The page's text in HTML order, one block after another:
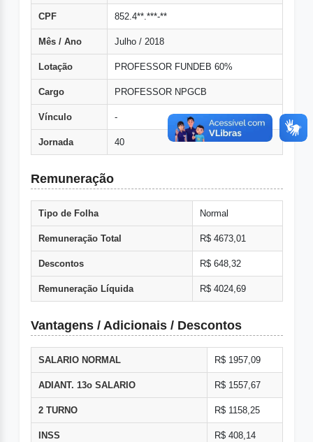
CPF 852.4**.***-**
Mês / Ano Julho / 2018
Lotação PROFESSOR FUNDEB 60%
Cargo PROFESSOR NPGCB
Vínculo -
Jornada 40
Remuneração
Tipo de Folha Normal
Remuneração Total R$ 4673,01
Descontos R$ 648,32
Remuneração Líquida R$ 4024,69
Vantagens / Adicionais / Descontos
SALARIO NORMAL R$ 1957,09
ADIANT. 13o SALARIO R$ 1557,67
2 TURNO R$ 1158,25
INSS R$ 408,14